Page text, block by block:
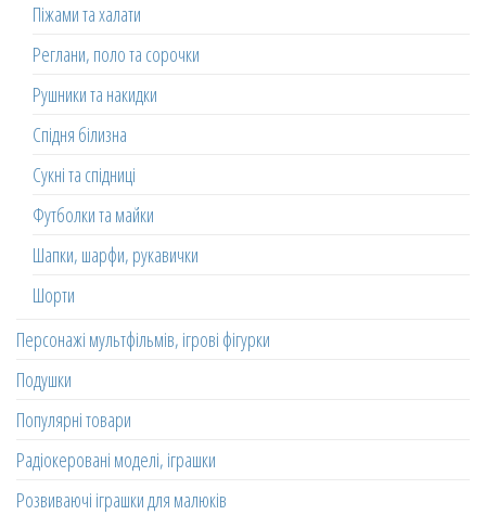
Піжами та халати
Реглани, поло та сорочки
Рушники та накидки
Спідня білизна
Сукні та спідниці
Футболки та майки
Шапки, шарфи, рукавички
Шорти
Персонажі мультфільмів, ігрові фігурки
Подушки
Популярні товари
Радіокеровані моделі, іграшки
Розвиваючі іграшки для малюків